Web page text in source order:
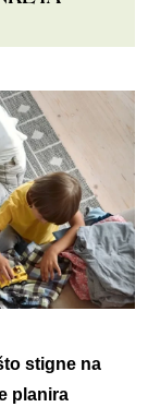
stigne na
planira